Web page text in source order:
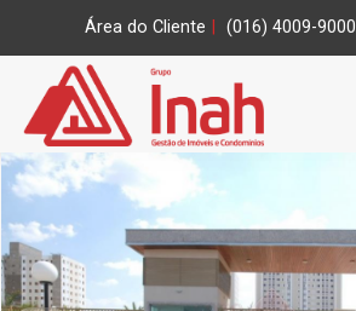
Área do Cliente (016) 4009-9000